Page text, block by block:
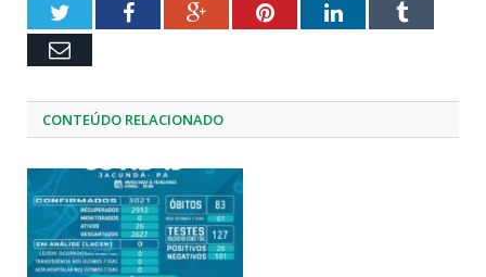
TwitterFacebookGoogle+PinterestLinkedInTumblr
Email
CONTEÚDO RELACIONADO